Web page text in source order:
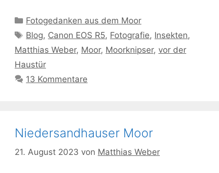
Kategorien
Fotogedanken aus dem Moor
Schlagwörter
Blog, Canon EOS R5, Fotografie, Insekten,
Matthias Weber, Moor, Moorknipser, vor der
Haustür
13 Kommentare
Niedersandhauser Moor
21. August 2023 von Matthias Weber